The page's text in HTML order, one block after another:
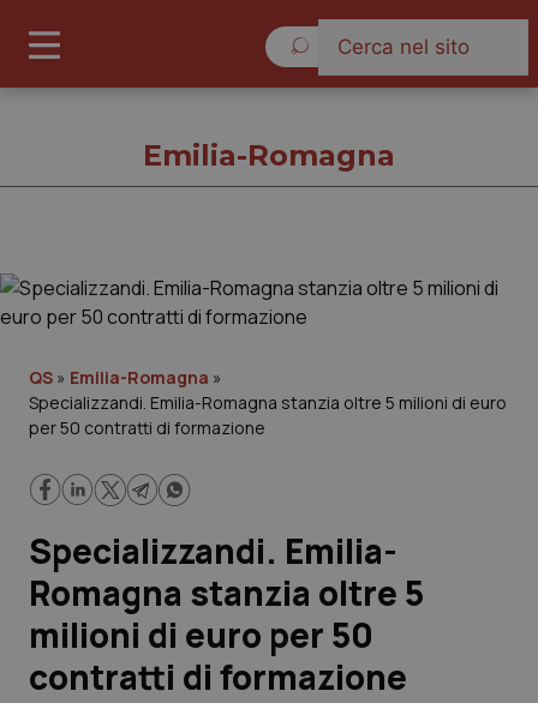
Governo e Parlamento
Regioni e Asl
Lavoro e Professioni
Scienza e Farmaci
Studi e Analisi
Emilia-Romagna
QS » Emilia-Romagna »
Specializzandi. Emilia-Romagna stanzia oltre 5 milioni di euro
per 50 contratti di formazione
Specializzandi. Emilia-
Romagna stanzia oltre 5
milioni di euro per 50
contratti di formazione